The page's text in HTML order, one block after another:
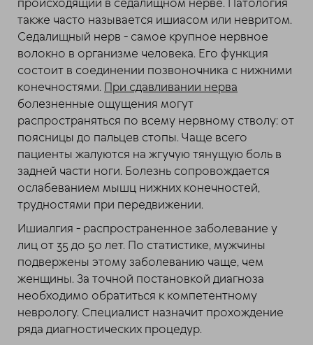
происходящий в седалищном нерве. Патология
также часто называется ишиасом или невритом.
Седалищный нерв - самое крупное нервное
волокно в организме человека. Его функция
состоит в соединении позвоночника с нижними
конечностями. При сдавливании нерва
болезненные ощущения могут
распространяться по всему нервному стволу: от
поясницы до пальцев стопы. Чаще всего
пациенты жалуются на жгучую тянущую боль в
задней части ноги. Болезнь сопровождается
ослабеванием мышц нижних конечностей,
трудностями при передвижении.
Ишиалгия - распространенное заболевание у
лиц от 35 до 50 лет. По статистике, мужчины
подвержены этому заболеванию чаще, чем
женщины. За точной постановкой диагноза
необходимо обратиться к компетентному
неврологу. Специалист назначит прохождение
ряда диагностических процедур.